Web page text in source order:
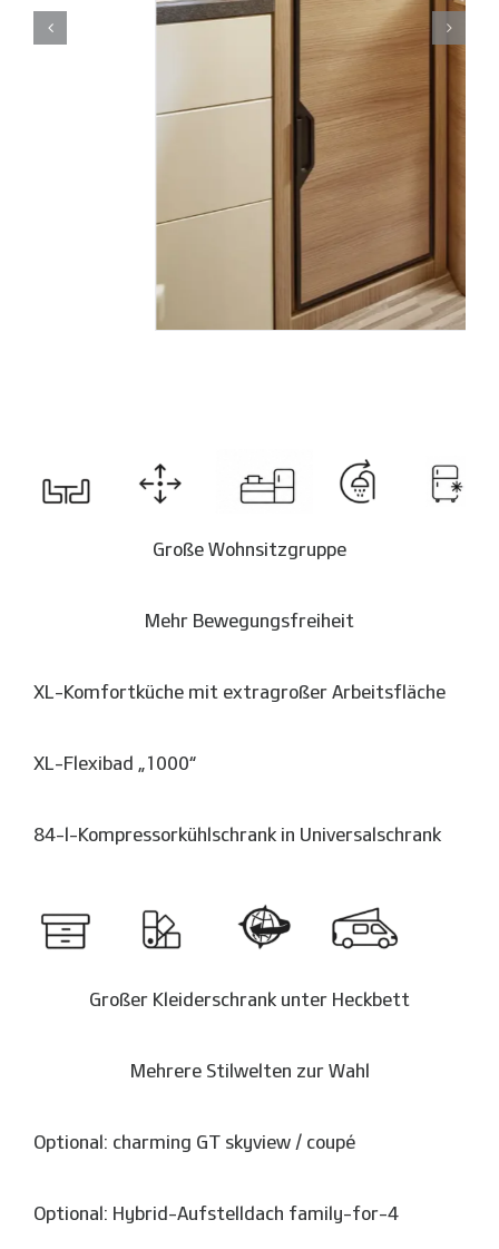
Große Wohnsitzgruppe
Mehr Bewegungsfreiheit
XL-Komfortküche mit extragroßer Arbeitsfläche
XL-Flexibad „1000“
84-l-Kompressorkühlschrank in Universalschrank
Großer Kleiderschrank unter Heckbett
Mehrere Stilwelten zur Wahl
Optional: charming GT skyview / coupé
Optional: Hybrid-Aufstelldach family-for-4